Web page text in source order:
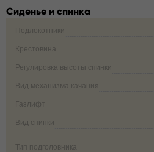
Сиденье и спинка
Подлокотники
Крестовина
Регулировка высоты спинки
Вид механизма качания
Газлифт
Вид спинки
Тип подголовника